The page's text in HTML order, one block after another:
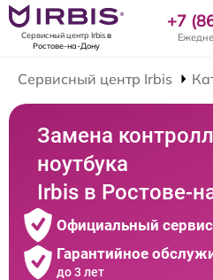
Сервисный центр Irbisв
Ростове-на-Дону
+7
Сервисный центр Irbis
Замена
ноутбука
Irbis в Ростове-
Официальный сервис
Гарантийное
до 3 лет